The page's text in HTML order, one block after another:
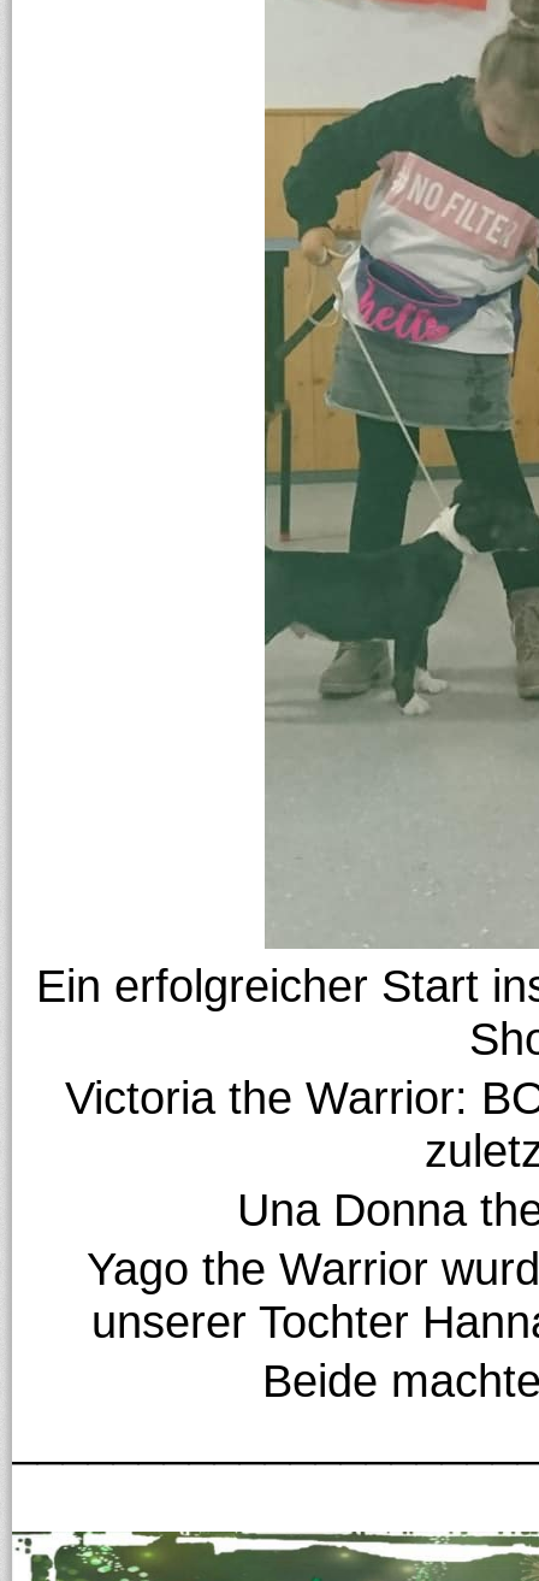
Ein erfolgreicher Start
Victoria the Warrior:
Una Donna
Yago the Warrior
unserer Tochter
Beide